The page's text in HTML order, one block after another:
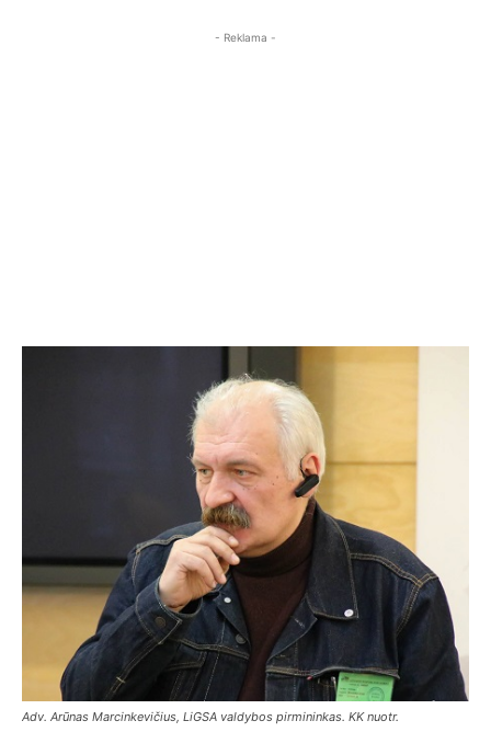
- Reklama -
Adv. Arūnas Marcinkevičius, LiGSA valdybos pirmininkas. KK nuotr.